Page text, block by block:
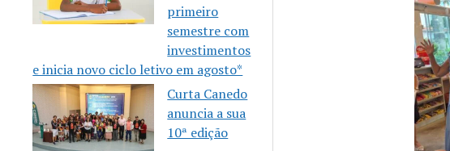
primeiro
semestre com
investimentos
e inicia novo ciclo letivo em agosto*
Curta Canedo
anuncia a sua
10ª edição